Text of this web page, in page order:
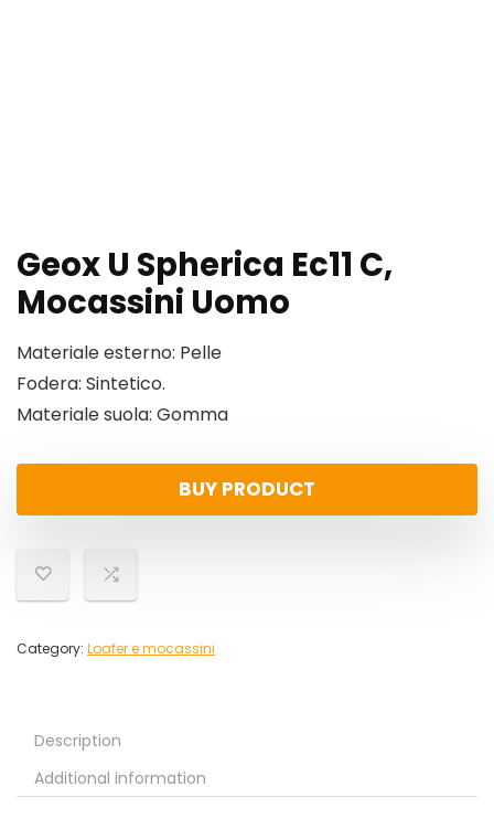
Geox U Spherica Ec11 C,
Mocassini Uomo
Materiale esterno: Pelle
Fodera: Sintetico.
Materiale suola: Gomma
BUY PRODUCT
Category: Loafer e mocassini
Description
Additional information